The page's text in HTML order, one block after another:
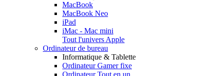
MacBook
MacBook Neo
iPad
iMac - Mac mini
Tout l'univers Apple
Ordinateur de bureau
Informatique & Tablette
Ordinateur Gamer fixe